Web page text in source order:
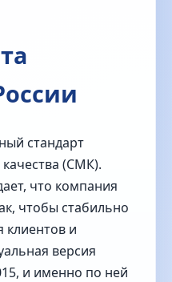
стандарт
(СМК).
что компания
чтобы стабильно
клиентов и
версия
и именно по ней